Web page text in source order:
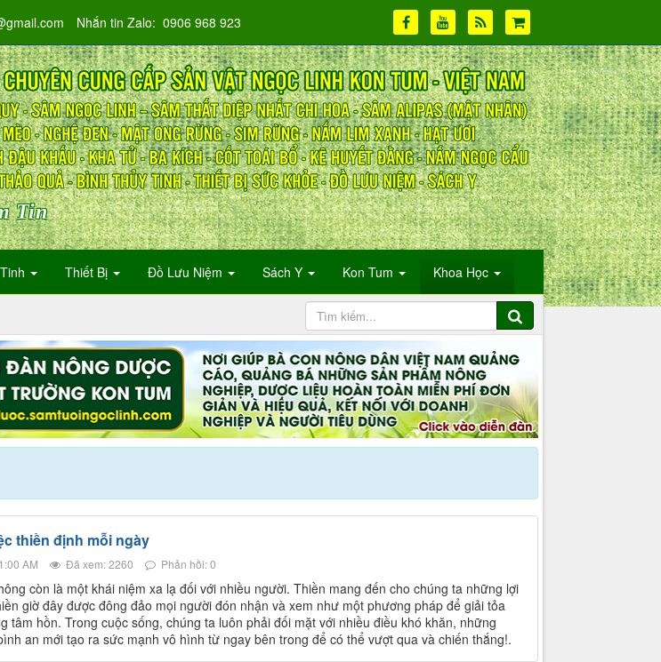
Tin
Thiết Bị Đồ Lưu Niệm Sách Y Kon Tum Khoa Học
Nhắn tin Zalo: 0906 968 923
thiền định mỗi ngày
AM Đã xem: 2260 Phản hồi: 0
còn là một khái niệm xa lạ đối với nhiều người. Thiền mang đến cho chúng ta những lợi
giờ đây được đông đảo mọi người đón nhận và xem như một phương pháp để giải tỏa
tâm hồn. Trong cuộc sống, chúng ta luôn phải đối mặt với nhiều điều khó khăn, những
an mới tạo ra sức mạnh vô hình từ ngay bên trong để có thể vượt qua và chiến thắng!.